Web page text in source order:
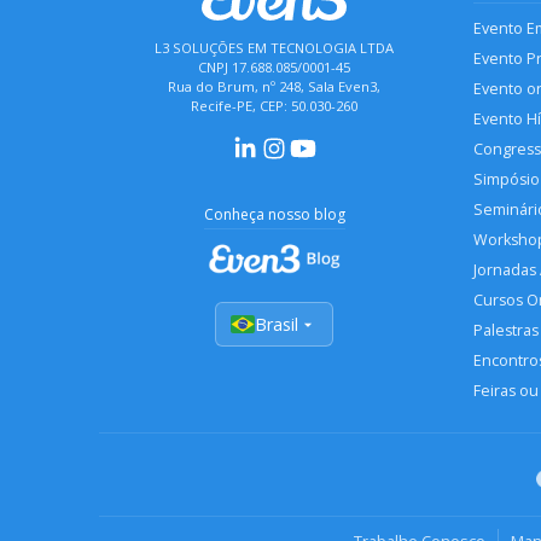
L3 SOLUÇÕES EM TECNOLOGIA LTDA
CNPJ 17.688.085/0001-45
Rua do Brum, nº 248, Sala Even3,
Recife-PE, CEP: 50.030-260
Conheça nosso blog
Brasil
Evento
Evento
Evento
Evento
Simpósio
Cursos
Palestras
Feiras